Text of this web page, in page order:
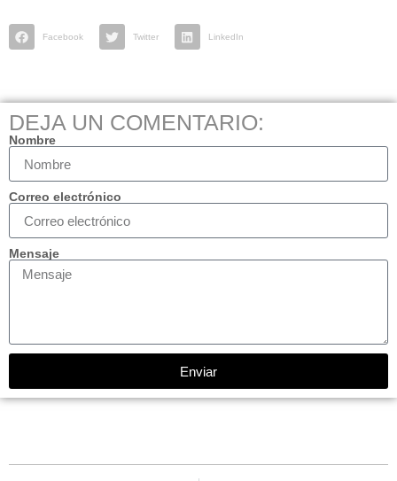
Facebook Twitter LinkedIn
DEJA UN COMENTARIO:
Nombre
Correo electrónico
Mensaje
Enviar